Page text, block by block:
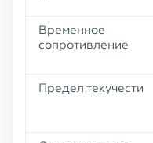
Временное
сопротивление
Предел текучести